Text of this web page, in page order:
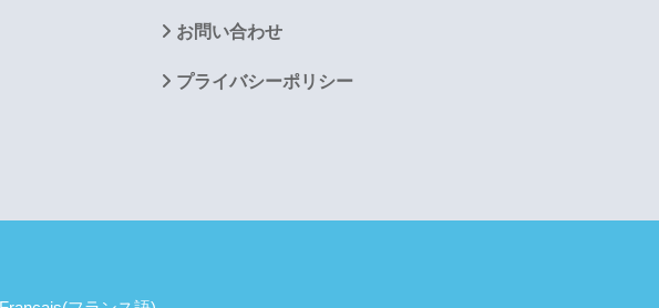
お問い合わせ
プライバシーポリシー